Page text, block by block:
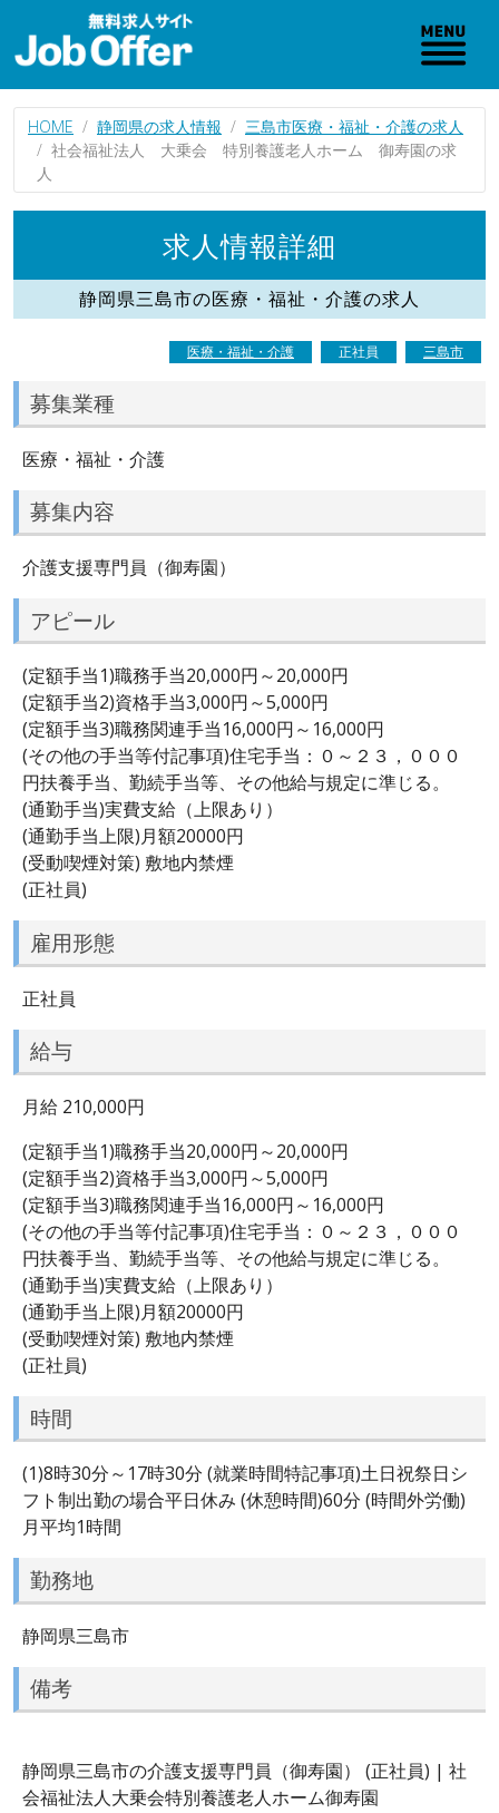
HOME 静岡県の求人情報
三島市医療・福祉・介護の求人
社会福祉法人 大乗会 特別養護老人ホーム 御寿園の求
人
求人情報詳細
静岡県三島市の医療・福祉・介護の求人
医療・福祉・介護 正社員 三島市
募集業種
医療・福祉・介護
募集内容
介護支援専門員（御寿園）
アピール
(定額手当1)職務手当20,000円～20,000円
(定額手当2)資格手当3,000円～5,000円
(定額手当3)職務関連手当16,000円～16,000円
(その他の手当等付記事項)住宅手当：０～２３，０００
円扶養手当、勤続手当等、その他給与規定に準じる。
(通勤手当)実費支給（上限あり）
(通勤手当上限)月額20000円
(受動喫煙対策) 敷地内禁煙
(正社員)
雇用形態
正社員
給与
月給 210,000円
(定額手当1)職務手当20,000円～20,000円
(定額手当2)資格手当3,000円～5,000円
(定額手当3)職務関連手当16,000円～16,000円
(その他の手当等付記事項)住宅手当：０～２３，０００
円扶養手当、勤続手当等、その他給与規定に準じる。
(通勤手当)実費支給（上限あり）
(通勤手当上限)月額20000円
(受動喫煙対策) 敷地内禁煙
(正社員)
時間
(1)8時30分～17時30分 (就業時間特記事項)土日祝祭日シ
フト制出勤の場合平日休み (休憩時間)60分 (時間外労働)
月平均1時間
勤務地
静岡県三島市
備考
静岡県三島市の介護支援専門員（御寿園） (正社員) | 社
会福祉法人大乗会特別養護老人ホーム御寿園